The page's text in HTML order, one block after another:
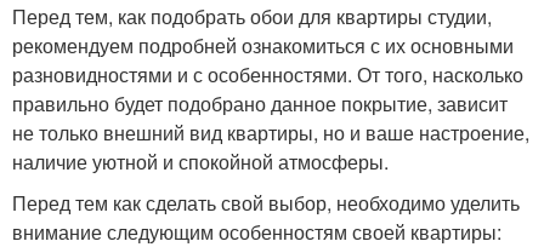
Перед тем, как подобрать обои для квартиры студии,
рекомендуем подробней ознакомиться с их основными
разновидностями и с особенностями. От того, насколько
правильно будет подобрано данное покрытие, зависит
не только внешний вид квартиры, но и ваше настроение,
наличие уютной и спокойной атмосферы.
Перед тем как сделать свой выбор, необходимо уделить
внимание следующим особенностям своей квартиры: